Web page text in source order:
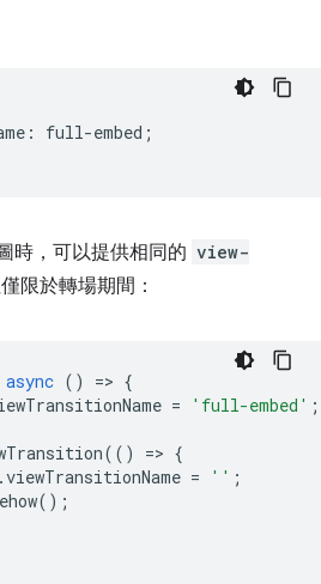
: full-embed ;
時，可以提供相同的 view-
僅限於轉場期間：
async () => {
= 'full-embed' ;
(() => {
.viewTransitionName = '' ;
();